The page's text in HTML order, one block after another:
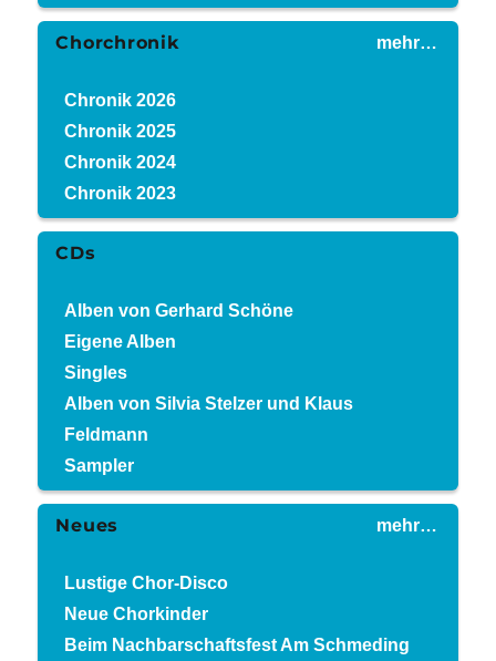
mehr…
Chorchronik
Chronik 2026
Chronik 2025
Chronik 2024
Chronik 2023
CDs
Alben von Gerhard Schöne
Eigene Alben
Singles
Alben von Silvia Stelzer und Klaus
Feldmann
Sampler
mehr…
Neues
Lustige Chor-Disco
Neue Chorkinder
Beim Nachbarschaftsfest Am Schmeding